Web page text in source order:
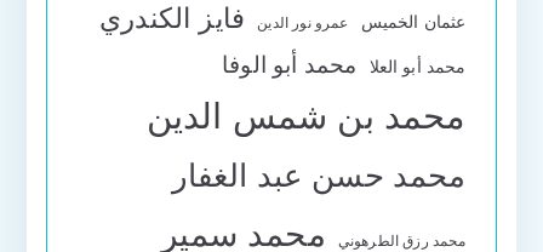
عثمان الخميس عمرو نور الدين فايز الكندري
محمد أبو العلا محمد أبو الوفا
محمد بن شمس الدين
محمد حسن عبد الغفار
محمد رزق الطرهوني محمد سمير